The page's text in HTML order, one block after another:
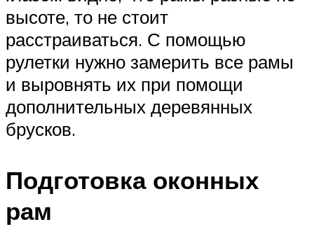
высоте, то не стоит
расстраиваться. С помощью
рулетки нужно замерить все рамы
и выровнять их при помощи
дополнительных деревянных
брусков.
Подготовка оконных
рам